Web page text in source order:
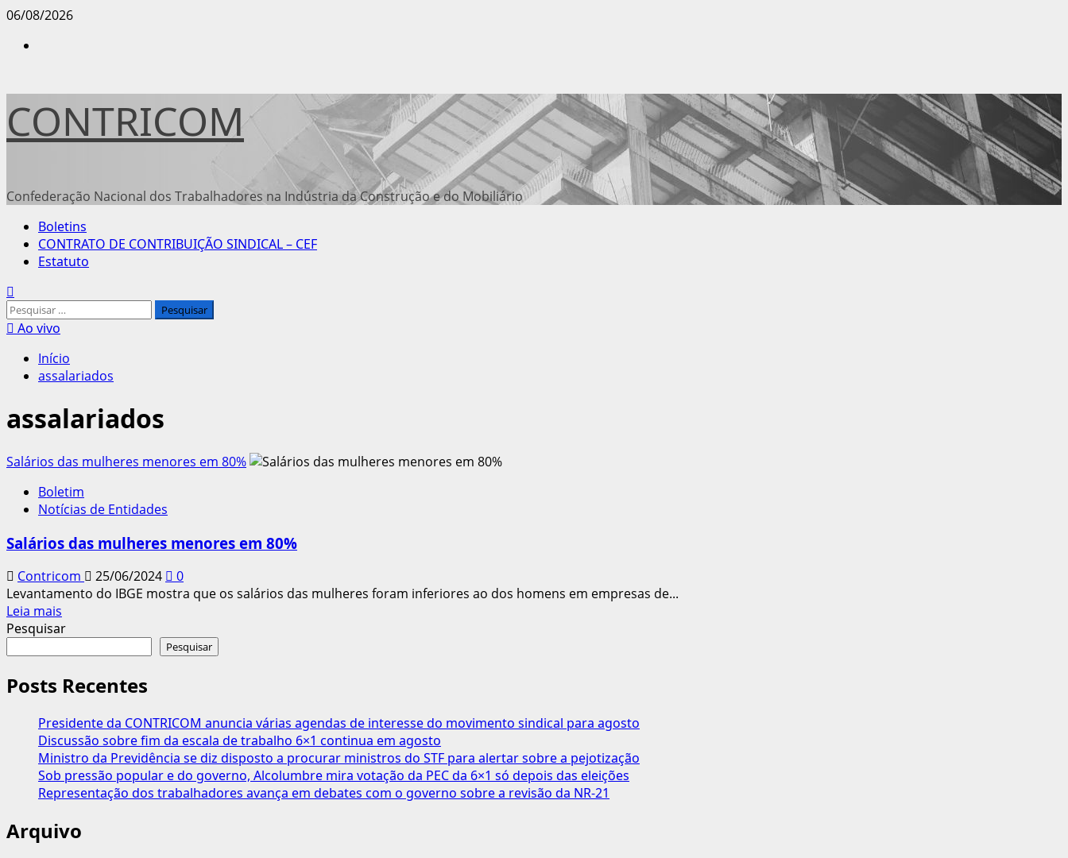
Avançar
06/08/2026
CONTRICOM
Confederação Nacional dos Trabalhadores na Indústria da Construção e do Mobiliário
Menu
principal
Boletins
CONTRATO DE CONTRIBUIÇÃO SINDICAL – CEF
Estatuto
Pesquisar
por:Ao vivo
Início
assalariados
assalariados
Salários das mulheres menores em 80%
Boletim
Notícias de Entidades
Salários das mulheres menores em 80%
Contricom 25/06/2024
0
Levantamento do IBGE mostra que os salários das mulheres foram inferiores ao dos homens em empresas de...
Leia mais
mais
das
mulheres
menores
em
80%
Pesquisar
Pesquisar
Posts Recentes
Presidente da CONTRICOM anuncia várias agendas de interesse do movimento sindical para agosto
Discussão sobre fim da escala de trabalho 6×1 continua em agosto
Ministro da Previdência se diz disposto a procurar ministros do STF para alertar sobre a pejotização
Sob pressão popular e do governo, Alcolumbre mira votação da PEC da 6×1 só depois das eleições
Representação dos trabalhadores avança em debates com o governo sobre a revisão da NR-21
Arquivo